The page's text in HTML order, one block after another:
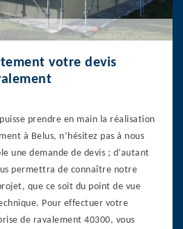
votre devis
prendre en main la réalisation
à Belus, n’hésitez pas à nous
une demande de devis ; d’autant
permettra de connaître notre
que ce soit du point de vue
Pour effectuer votre
de ravalement 40300, vous